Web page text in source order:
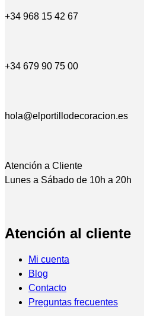
+34 968 15 42 67
+34 679 90 75 00
hola@elportillodecoracion.es
Atención a Cliente
Lunes a Sábado de 10h a 20h
Atención al cliente
Mi cuenta
Blog
Contacto
Preguntas frecuentes